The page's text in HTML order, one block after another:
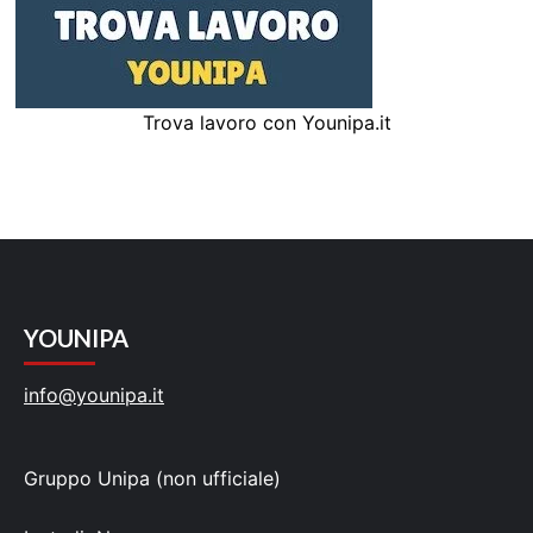
Trova lavoro con Younipa.it
YOUNIPA
info@younipa.it
Gruppo Unipa (non ufficiale)